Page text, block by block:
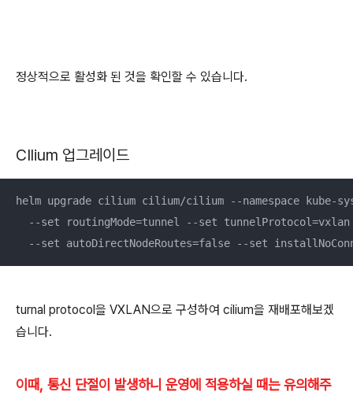
정상적으로 활성화 된 것을 확인할 수 있습니다.
CIlium 업그레이드
helm upgrade cilium cilium/cilium --namespace kube-
--set routingMode=tunnel --set tunnelProtocol=vxlan
--set autoDirectNodeRoutes=false --set
turnal protocol을 VXLAN으로 구성하여 cilium을 재배포해보겠
습니다.
이때, 통신 단절이 발생하니 운영에 적용하실 때는 유의해주